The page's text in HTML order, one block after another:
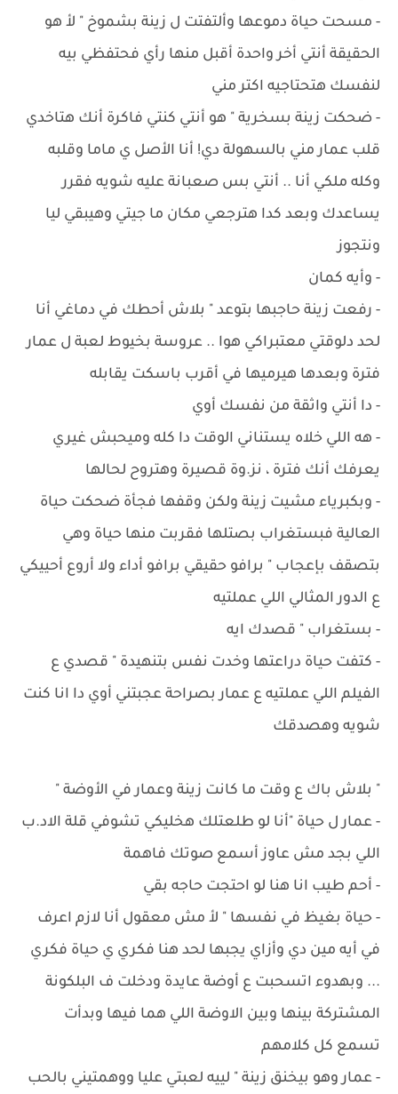
- ‏مسحت حياة دموعها وألتفتت ل زينة بشموخ " لأ هو
الحقيقة أنتي أخر واحدة أقبل منها رأي فحتفظي بيه
لنفسك هتحتاجيه اكتر مني
- ‏ضحكت زينة بسخرية " هو أنتي كنتي فاكرة أنك هتاخدي
قلب عمار مني بالسهولة دي! أنا الأصل ي ماما وقلبه
وكله ملكي أنا .. أنتي بس صعبانة عليه شويه فقرر
يساعدك وبعد كدا هترجعي مكان ما جيتي وهيبقي ليا
ونتجوز
- ‏وأيه كمان
- ‏رفعت زينة حاجبها بتوعد " بلاش أحطك في دماغي أنا
لحد دلوقتي معتبراكي هوا .. عروسة بخيوط لعبة ل عمار
فترة وبعدها هيرميها في أقرب باسكت يقابله
- ‏دا أنتي واثقة من نفسك أوي
- ‏هه اللي خلاه يستناني الوقت دا كله وميحبش غيري
يعرفك أنك فترة ، نز.وة قصيرة وهتروح لحالها
- وبكبرياء مشيت زينة ولكن وقفها فجأة ضحكت حياة
العالية فبستغراب بصتلها فقربت منها حياة وهي
بتصقف بإعجاب " برافو حقيقي برافو أداء ولا أروع أحييكي
ع الدور المثالي اللي عملتيه
- ‏بستغراب " قصدك ايه
- ‏كتفت حياة دراعتها وخدت نفس بتنهيدة " قصدي ع
الفيلم اللي عملتيه ع عمار بصراحة عجبتني أوي دا انا كنت
شويه وهصدقك
" بلاش باك ع وقت ما كانت زينة وعمار في الأوضة "
- عمار ل حياة "أنا لو طلعتلك هخليكي تشوفي قلة الاد.ب
اللي بجد مش عاوز أسمع صوتك فاهمة
- ‏أحم طيب انا هنا لو احتجت حاجه بقي
- ‏حياة بغيظ في نفسها " لأ مش معقول أنا لازم اعرف
في أيه مين دي وأزاي يجبها لحد هنا فكري ي حياة فكري
... وبهدوء اتسحبت ع أوضة عايدة ودخلت ف البلكونة
المشتركة بينها وبين الاوضة اللي هما فيها وبدأت
تسمع كل كلامهم
- ‏عمار وهو بيخنق زينة " لييه لعبتي عليا ووهمتيني بالحب